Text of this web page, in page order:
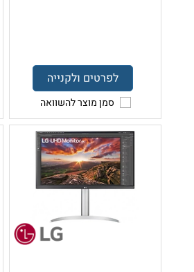
לפרטים ולקנייה
סמן מוצר להשוואה